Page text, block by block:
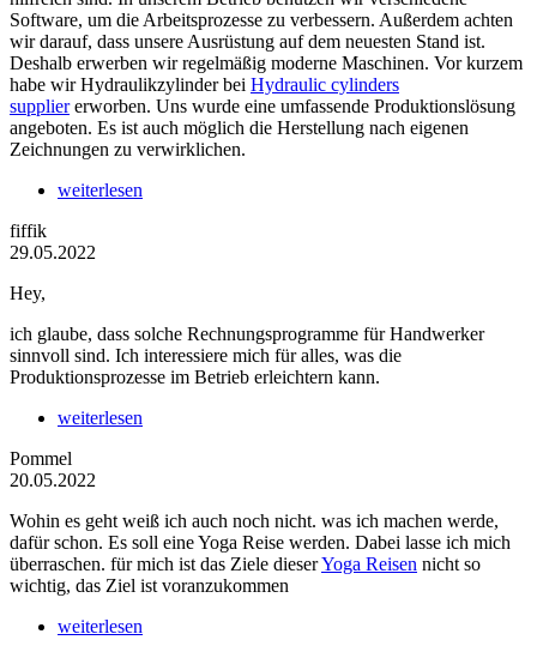
Software, um die Arbeitsprozesse zu verbessern. Außerdem achten
wir darauf, dass unsere Ausrüstung auf dem neuesten Stand ist.
Deshalb erwerben wir regelmäßig moderne Maschinen. Vor kurzem
habe wir Hydraulikzylinder bei Hydraulic cylinders
suppliererworben. Uns wurde eine umfassende Produktionslösung
angeboten. Es ist auch möglich die Herstellung nach eigenen
Zeichnungen zu verwirklichen.
weiterlesen
fiffik
29.05.2022
Hey,
ich glaube, dass solche Rechnungsprogramme für Handwerker
sinnvoll sind. Ich interessiere mich für alles, was die
Produktionsprozesse im Betrieb erleichtern kann.
weiterlesen
Pommel
20.05.2022
Wohin es geht weiß ich auch noch nicht. was ich machen werde,
dafür schon. Es soll eine Yoga Reise werden. Dabei lasse ich mich
überraschen. für mich ist das Ziele dieserYoga Reisen nicht so
wichtig, das Ziel ist voranzukommen
weiterlesen